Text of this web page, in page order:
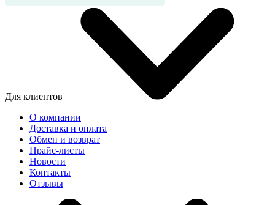
Для клиентов
О компании
Доставка и оплата
Обмен и возврат
Прайс-листы
Новости
Контакты
Отзывы